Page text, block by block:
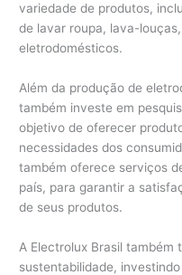
variedade de produtos,
de lavar roupa, lava-
eletrodomésticos.
Além da produção de
também investe em
objetivo de oferecer
necessidades dos
também oferece serviços
país, para garantir a
de seus produtos.
A Electrolux Brasil
sustentabilidade,